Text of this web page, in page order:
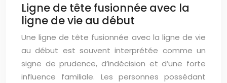
Ligne de tête fusionnée avec la
ligne de vie au début
Une ligne de tête fusionnée avec la ligne de vie
au début est souvent interprétée comme un
signe de prudence, d’indécision et d’une forte
influence familiale. Les personnes possédant